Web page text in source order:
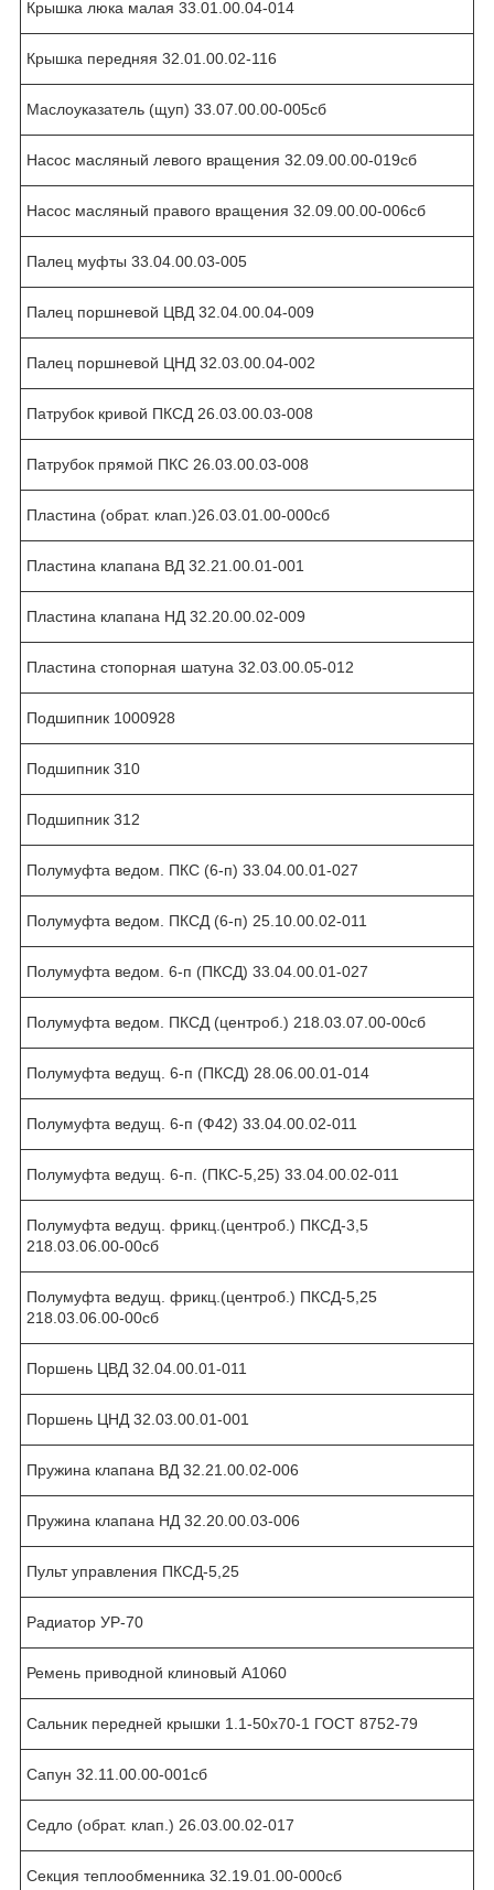
Крышка люка малая 33.01.00.04-014
Крышка передняя 32.01.00.02-116
Маслоуказатель (щуп) 33.07.00.00-005сб
Насос масляный левого вращения 32.09.00.00-019сб
Насос масляный правого вращения 32.09.00.00-006сб
Палец муфты 33.04.00.03-005
Палец поршневой ЦВД 32.04.00.04-009
Палец поршневой ЦНД 32.03.00.04-002
Патрубок кривой ПКСД 26.03.00.03-008
Патрубок прямой ПКС 26.03.00.03-008
Пластина (обрат. клап.)26.03.01.00-000сб
Пластина клапана ВД 32.21.00.01-001
Пластина клапана НД 32.20.00.02-009
Пластина стопорная шатуна 32.03.00.05-012
Подшипник 1000928
Подшипник 310
Подшипник 312
Полумуфта ведом. ПКС (6-п) 33.04.00.01-027
Полумуфта ведом. ПКСД (6-п) 25.10.00.02-011
Полумуфта ведом. 6-п (ПКСД) 33.04.00.01-027
Полумуфта ведом. ПКСД (центроб.) 218.03.07.00-00сб
Полумуфта ведущ. 6-п (ПКСД) 28.06.00.01-014
Полумуфта ведущ. 6-п (Ф42) 33.04.00.02-011
Полумуфта ведущ. 6-п. (ПКС-5,25) 33.04.00.02-011
Полумуфта ведущ. фрикц.(центроб.) ПКСД-3,5
218.03.06.00-00сб
Полумуфта ведущ. фрикц.(центроб.) ПКСД-5,25
218.03.06.00-00сб
Поршень ЦВД 32.04.00.01-011
Поршень ЦНД 32.03.00.01-001
Пружина клапана ВД 32.21.00.02-006
Пружина клапана НД 32.20.00.03-006
Пульт управления ПКСД-5,25
Радиатор УР-70
Ремень приводной клиновый А1060
Сальник передней крышки 1.1-50х70-1 ГОСТ 8752-79
Сапун 32.11.00.00-001сб
Седло (обрат. клап.) 26.03.00.02-017
Секция теплообменника 32.19.01.00-000сб